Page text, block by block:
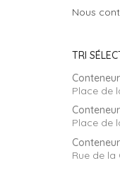
Nous
TRI
Place de
Place de
Rue de la